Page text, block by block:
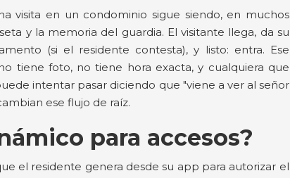
visita en un condominio sigue siendo, en muchos
y la memoria del guardia. El visitante llega, da su
(si el residente contesta), y listo: entra. Ese
tiene foto, no tiene hora exacta, y cualquiera que
intentar pasar diciendo que "viene a ver al señor
ese flujo de raíz.
para accesos?
el residente genera desde su app para autorizar el